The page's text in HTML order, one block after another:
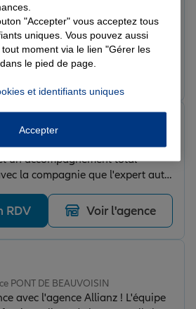
PONT DE BEAUVOISIN
Voir l'agence
PONT DE BEAUVOISIN
un accompagnement total
la compagnie que l'expert auto,
peu classique. On se sent
conseille. Philippe Bo
RDV Voir l'agence
PONT DE BEAUVOISIN
avec l'agence Allianz ! L'équipe
"Accepter" vous acceptez tous
uniques. Vous pouvez aussi
moment via le lien "Gérer les
le pied de page.
et identifiants uniques
Accepter